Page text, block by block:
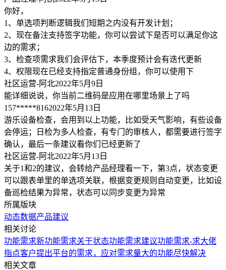
你好，
1、单选项判断逻辑我们短期之内没有开发计划；
2、现在备注支持签字功能，你可以尝试下是否可以满足你这
边的需求；
3、检查项需求我们会评估下，本季度预计会有迭代更新
4、权限现在已经支持指定普通身份组，你可以使用下
社区运营-阿北2022年5月9日
能详细说说，你当前二维码是应用在哪里场景上了吗
157*****8162022年5月13日
游乐设备检查，会用到以上功能，比如受天气影响，有些设备
会停运；日检为多人检查，有专门的审核人，都需要进行签字
确认，最后一条建议看你们已经更新了
社区运营-阿北2022年5月13日
关于1和2的建议，会转给产品经理看一下，第3点，状态变更
可以跟表单里的单选项关联，根据变更规则自动变更，比如设
备巡检结果为异常，状态可以同步变更为异常
所属版块
动态数据产品建议
相关讨论
功能需求新功能需求关于状态功能需求建议功能需求-求大佬
指点客户提出平台的需求，应对需求量大的功能尽快解决
相关文章